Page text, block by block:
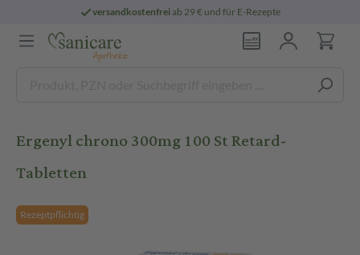
versandkostenfreiab 29 € und für E-Rezepte
Ergenyl chrono 300mg 100 St Retard-
Tabletten
Rezeptpflichtig